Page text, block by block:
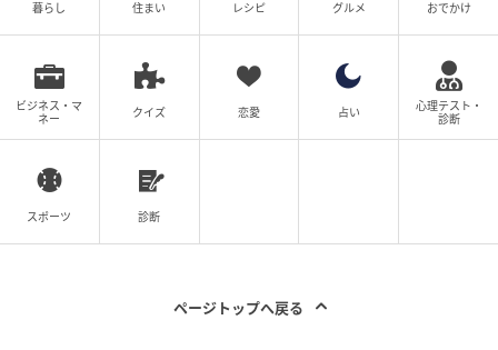
暮らし 住まい レシピ グルメ おでかけ
ビジネス・マ
ネー
クイズ 恋愛 占い
心理テスト・
診断
スポーツ 診断
ページトップへ戻る